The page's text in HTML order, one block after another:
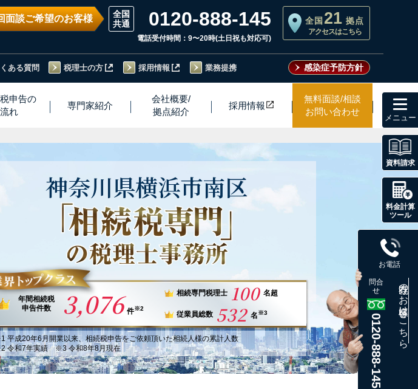
面談ご希望のお客様 0120-888-145
電話受付時間：9〜20時(土日祝も対応可)
全国 21 拠点
アクセスはこちら
ある質問 税理士の方 採用情報 業務提携 感染症予防方針
申告の
流れ
専門家紹介
会社概要/
拠点紹介
採用情報
無料面談/相談
お問い合わせ
神奈川県横浜市南区
年間相続税
申告件数
3,076 件※2
相続専門税理士 100 名超
従業員総数 532 名※3
平成20年6月開業以来、相続税申告をご依頼頂いた相続人様の累計人数
令和7年実績 ※3 令和8年8月現在
資料請求
料金計算
ツール
お電話
問合
せ
0120-888-145
既存のお客様はこちら